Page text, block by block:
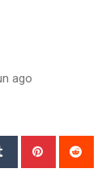
ago
Tumblr Pinterest